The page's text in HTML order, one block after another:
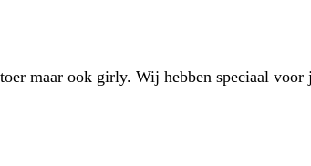
maar ook girly. Wij hebben speciaal voor